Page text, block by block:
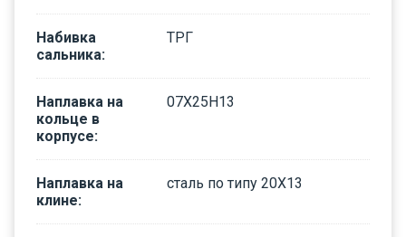
Набивка
сальника:
ТРГ
Наплавка на
кольце в
корпусе:
07Х25Н13
Наплавка на
клине:
сталь по типу 20Х13